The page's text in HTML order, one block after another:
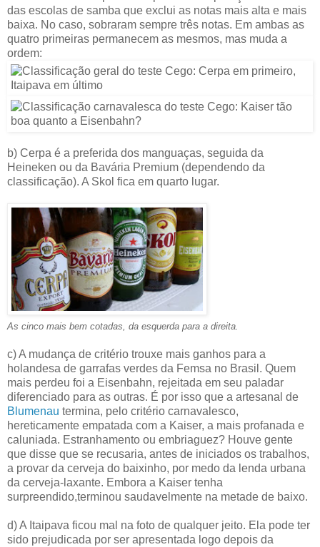
das escolas de samba que exclui as notas mais alta e mais
baixa. No caso, sobraram sempre três notas. Em ambas as
quatro primeiras permanecem as mesmos, mas muda a
ordem:
b) Cerpa é a preferida dos manguaças, seguida da
Heineken ou da Bavária Premium (dependendo da
classificação). A Skol fica em quarto lugar.
As cinco mais bem cotadas, da esquerda para a direita.
c) A mudança de critério trouxe mais ganhos para a
holandesa de garrafas verdes da Femsa no Brasil. Quem
mais perdeu foi a Eisenbahn, rejeitada em seu paladar
diferenciado para as outras. É por isso que a artesanal de
Blumenau termina, pelo critério carnavalesco,
hereticamente empatada com a Kaiser, a mais profanada e
caluniada. Estranhamento ou embriaguez? Houve gente
que disse que se recusaria, antes de iniciados os trabalhos,
a provar da cerveja do baixinho, por medo da lenda urbana
da cerveja-laxante. Embora a Kaiser tenha
surpreendido,terminou saudavelmente na metade de baixo.
d) A Itaipava ficou mal na foto de qualquer jeito. Ela pode ter
sido prejudicada por ser apresentada logo depois da